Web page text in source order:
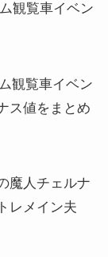
観覧車イベン
観覧車イベン
ス値をまとめ
魔人チェルナ
レメイン夫